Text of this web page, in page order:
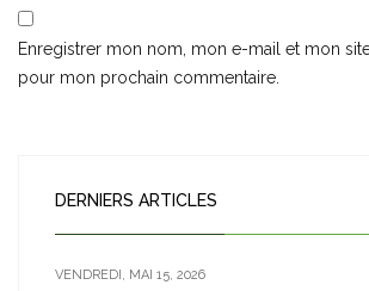
Enregistrer mon nom, mon e-mail et mon
pour mon prochain commentaire.
DERNIERS ARTICLES
VENDREDI, MAI 15, 2026